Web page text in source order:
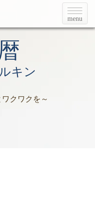
T
o
g
menu
キン
クワクを～